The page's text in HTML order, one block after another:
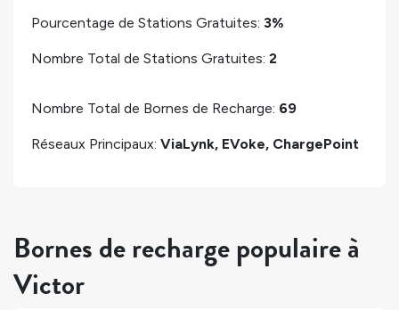
Pourcentage de Stations Gratuites: 3%
Nombre Total de Stations Gratuites: 2
Nombre Total de Bornes de Recharge: 69
Réseaux Principaux: ViaLynk, EVoke, ChargePoint
Bornes de recharge populaire à
Victor